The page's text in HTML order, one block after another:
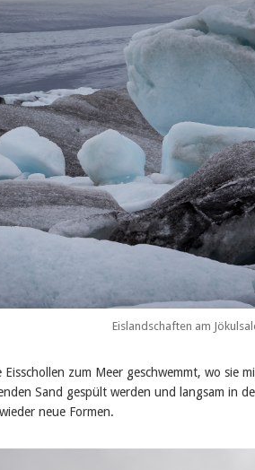
Eislandschaften am
Eisschollen zum Meer geschwemmt, wo sie
Sand gespült werden und langsam in
neue Formen.